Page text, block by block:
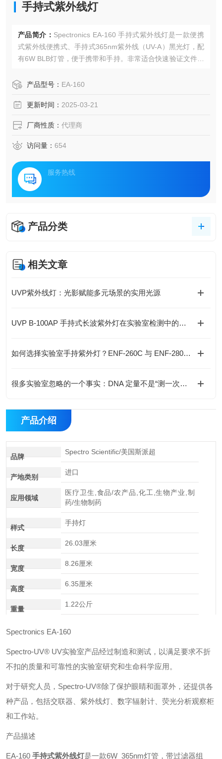
手持式紫外线灯
产品简介： Spectronics EA-160 手持式紫外线灯是一款便携
式紫外线便携式、手持式365nm紫外线（UV-A）黑光灯，配
有6W BLB灯管，便于携带和手持。非常适合快速验证文件和
产品型号： EA-160
更新时间： 2025-03-21
厂商性质： 代理商
访问量： 654
服务热线
产品分类
相关文章
UVP紫外线灯：光影赋能多元场景的实用光源
UVP B-100AP 手持式长波紫外灯在实验室检测中的应用与优势
如何选择实验室手持紫外灯？ENF-260C 与 ENF-280C 的技术对比与选型建议
很多实验室忽略的一个事实：DNA 定量不是“测一次就够了”
产品介绍
品牌
Spectro Scientific/美国斯派超
产地类别
进口
应用领域
医疗卫生,食品/农产品,化工,生物产业,制
药/生物制药
样式
手持灯
长度
26.03厘米
宽度
8.26厘米
高度
6.35厘米
重量
1.22公斤
Spectronics EA-160
Spectro-UV® UV实验室产品经过制造和测试，以满足要求不折
不扣的质量和可靠性的实验室研究和生命科学应用。
对于研究人员，Spectro-UV®除了保护眼睛和面罩外，还提供各
种产品，包括交联器、紫外线灯、数字辐射计、荧光分析观察柜
和工作站。
产品描述
EA-160 手持式紫外线灯是一款6W 365nm灯管，带过滤器组